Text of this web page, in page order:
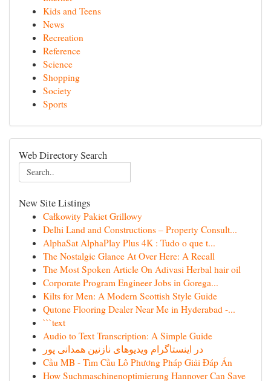
Kids and Teens
News
Recreation
Reference
Science
Shopping
Society
Sports
Web Directory Search
New Site Listings
Całkowity Pakiet Grillowy
Delhi Land and Constructions – Property Consult...
AlphaSat AlphaPlay Plus 4K : Tudo o que t...
The Nostalgic Glance At Over Here: A Recall
The Most Spoken Article On Adivasi Herbal hair oil
Corporate Program Engineer Jobs in Gorega...
Kilts for Men: A Modern Scottish Style Guide
Qutone Flooring Dealer Near Me in Hyderabad -...
```text
Audio to Text Transcription: A Simple Guide
در اینستاگرام ویدیوهای نازنین همدانی پور
Cầu MB - Tìm Cầu Lô Phương Pháp Giải Đáp Án
How Suchmaschinenoptimierung Hannover Can Save